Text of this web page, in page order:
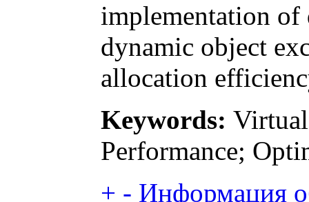
implementation of
dynamic object
allocation
Keywords:
Performance;
+ - Информация